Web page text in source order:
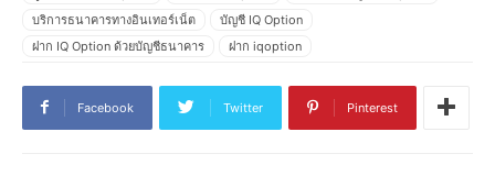
บริการธนาคารทางอินเทอร์เน็ต
บัญชี IQ Option
ฝาก IQ Option ด้วยบัญชีธนาคาร
ฝาก iqoption
ฝากเงิน IQ Option กับธนาคาร
ฝากเงินด้วยบริการธนาคารทางอินเทอร์เน็ต
ฝากเงินเข้าบัญชี IQ Option
ฝากเงินไปที่ IQ Option
Facebook Twitter Pinterest